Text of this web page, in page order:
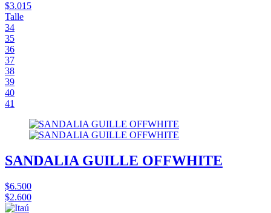
$3.015
Talle
34
35
36
37
38
39
40
41
SANDALIA GUILLE OFFWHITE
$6.500
$2.600